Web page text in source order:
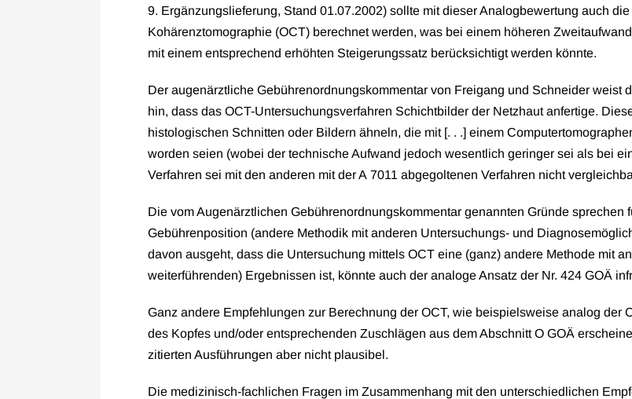
9. Ergänzungslieferung, Stand 01.07.2002) sollte mit dieser Analogbewertung auch
Kohärenztomographie (OCT) berechnet werden, was bei einem höheren
mit einem entsprechend erhöhten Steigerungssatz berücksichtigt werden könnte.
Der augenärztliche Gebührenordnungskommentar von Freigang und Schneider weist
hin, dass das OCT-Untersuchungsverfahren Schichtbilder der Netzhaut anfertige.
histologischen Schnitten oder Bildern ähneln, die mit [. . .] einem
worden seien (wobei der technische Aufwand jedoch wesentlich geringer sei als bei
Verfahren sei mit den anderen mit der A 7011 abgegoltenen Verfahren nicht
Die vom Augenärztlichen Gebührenordnungskommentar genannten Gründe sprechen
Gebührenposition (andere Methodik mit anderen Untersuchungs- und
davon ausgeht, dass die Untersuchung mittels OCT eine (ganz) andere Methode mit
weiterführenden) Ergebnissen ist, könnte auch der analoge Ansatz der Nr. 424 GOÄ
Ganz andere Empfehlungen zur Berechnung der OCT, wie beispielsweise analog der
des Kopfes und/oder entsprechenden Zuschlägen aus dem Abschnitt O GOÄ
zitierten Ausführungen aber nicht plausibel.
Die medizinisch-fachlichen Fragen im Zusammenhang mit den unterschiedlichen